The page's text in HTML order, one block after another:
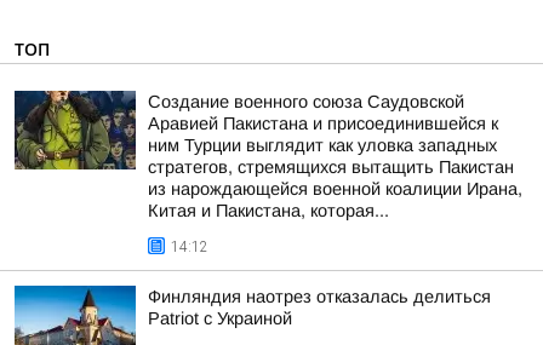
ТОП
Создание военного союза Саудовской
Аравией Пакистана и присоединившейся к
ним Турции выглядит как уловка западных
стратегов, стремящихся вытащить Пакистан
из нарождающейся военной коалиции Ирана,
Китая и Пакистана, которая...
14:12
Финляндия наотрез отказалась делиться
Patriot с Украиной